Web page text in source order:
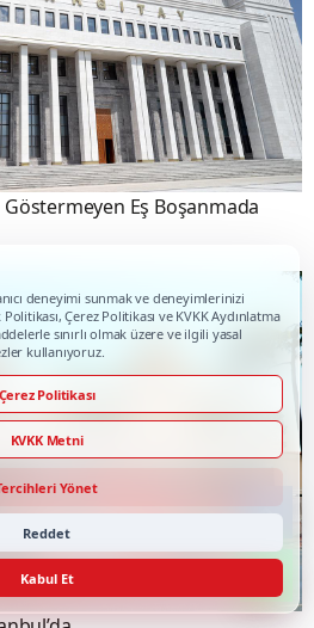
Eş Boşanmada
deneyimi sunmak ve deneyimlerinizi
Çerez Politikası ve KVKK Aydınlatma
sınırlı olmak üzere ve ilgili yasal
kullanıyoruz.
Çerez Politikası
KVKK Metni
Yönet
Reddet
Kabul Et